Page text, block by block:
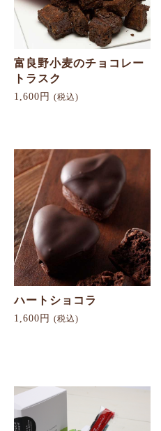
富良野小麦のチョコレー
トラスク
1,600円 (税込)
ハートショコラ
1,600円 (税込)